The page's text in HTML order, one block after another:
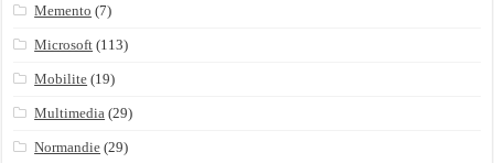
Memento (7)
Microsoft (113)
Mobilite (19)
Multimedia (29)
Normandie (29)